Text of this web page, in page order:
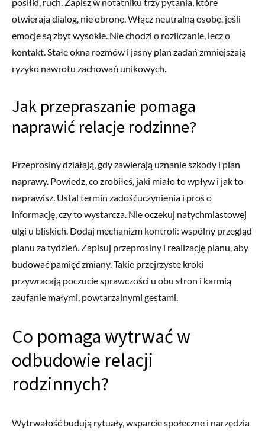
otwierają dialog, nie obronę. Włącz neutralną osobę, jeśli
emocje są zbyt wysokie. Nie chodzi o rozliczanie, lecz o
kontakt. Stałe okna rozmów i jasny plan zadań zmniejszają
ryzyko nawrotu zachowań unikowych.
Jak przepraszanie pomaga
naprawić relacje rodzinne?
Przeprosiny działają, gdy zawierają uznanie szkody i plan
naprawy. Powiedz, co zrobiłeś, jaki miało to wpływ i jak to
naprawisz. Ustal termin zadośćuczynienia i proś o
informację, czy to wystarcza. Nie oczekuj natychmiastowej
ulgi u bliskich. Dodaj mechanizm kontroli: wspólny przegląd
planu za tydzień. Zapisuj przeprosiny i realizację planu, aby
budować pamięć zmiany. Takie przejrzyste kroki
przywracają poczucie sprawczości u obu stron i karmią
zaufanie małymi, powtarzalnymi gestami.
Co pomaga wytrwać w
odbudowie relacji
rodzinnych?
Wytrwałość budują rytuały, wsparcie społeczne i narzędzia